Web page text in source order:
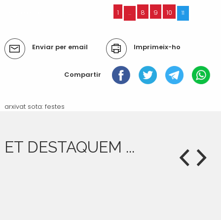
1 ... 8 9 10 11
Accions
del
Enviar per email Imprimeix-ho
Compartir
arxivat sota: festes
ET DESTAQUEM ...